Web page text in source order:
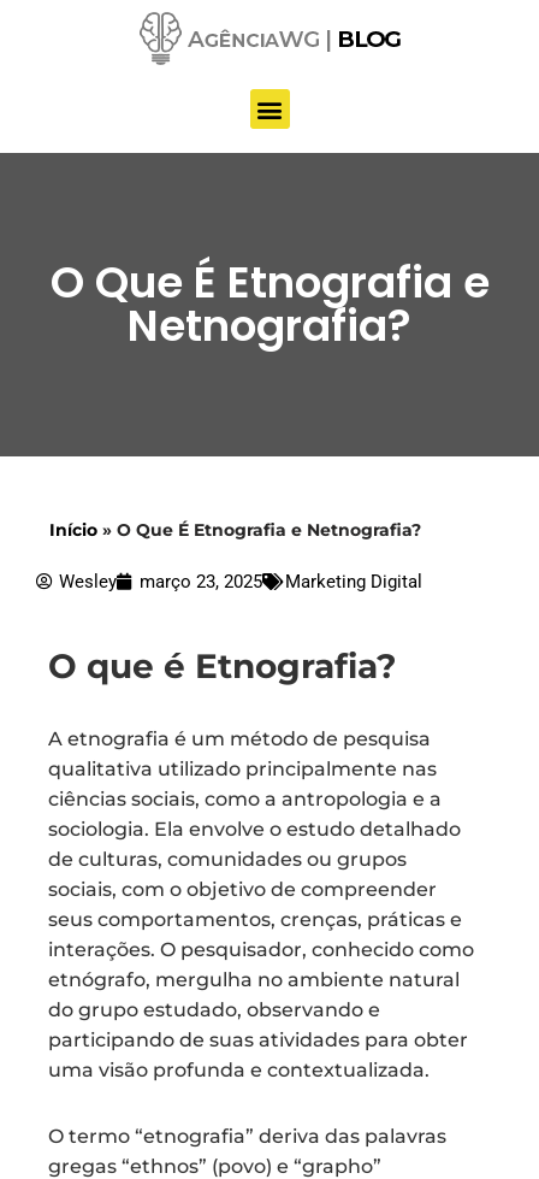
conteúdo
O Que É Etnografia e
Netnografia?
Início » O Que É Etnografia e Netnografia?
Wesley março 23, 2025 Marketing Digital
O que é Etnografia?
A etnografia é um método de pesquisa
qualitativa utilizado principalmente nas
ciências sociais, como a antropologia e a
sociologia. Ela envolve o estudo detalhado
de culturas, comunidades ou grupos
sociais, com o objetivo de compreender
seus comportamentos, crenças, práticas e
interações. O pesquisador, conhecido como
etnógrafo, mergulha no ambiente natural
do grupo estudado, observando e
participando de suas atividades para obter
uma visão profunda e contextualizada.
O termo “etnografia” deriva das palavras
gregas “ethnos” (povo) e “grapho”